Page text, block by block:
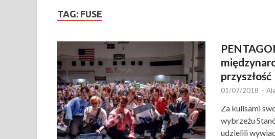
TAG: FUSE
przyszłość
01/07/2018 -
Za kulisami
wybrzeżu
udzielili